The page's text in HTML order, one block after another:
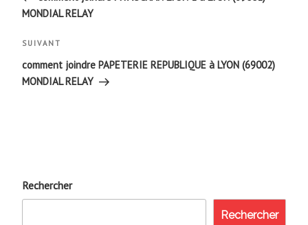
l’article
MONDIAL RELAY
Article
suivant
SUIVANT
comment joindre PAPETERIE REPUBLIQUE à LYON (69002)
MONDIAL RELAY
Rechercher
Rechercher